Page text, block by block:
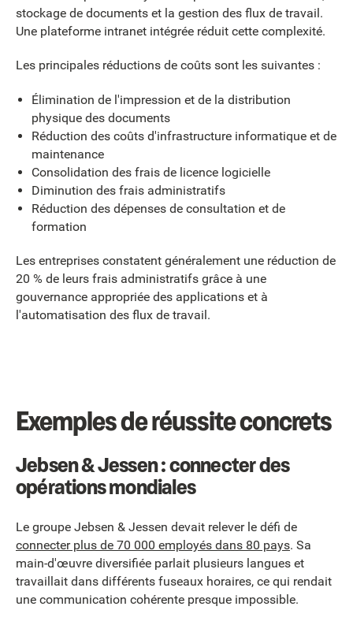
stockage de documents et la gestion des flux de travail.
Une plateforme intranet intégrée réduit cette complexité.
Les principales réductions de coûts sont les suivantes :
Élimination de l'impression et de la distribution
physique des documents
Réduction des coûts d'infrastructure informatique et de
maintenance
Consolidation des frais de licence logicielle
Diminution des frais administratifs
Réduction des dépenses de consultation et de
formation
Les entreprises constatent généralement une réduction de
20 % de leurs frais administratifs grâce à une
gouvernance appropriée des applications et à
l'automatisation des flux de travail.
Exemples de réussite concrets
Jebsen & Jessen : connecter des
opérations mondiales
Le groupe Jebsen & Jessen devait relever le défi de
connecter plus de 70 000 employés dans 80 pays. Sa
main-d'œuvre diversifiée parlait plusieurs langues et
travaillait dans différents fuseaux horaires, ce qui rendait
une communication cohérente presque impossible.